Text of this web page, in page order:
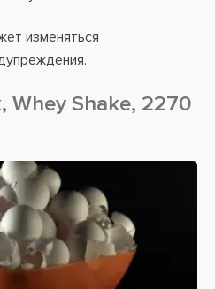
изменяться
Whey Shake, 2270